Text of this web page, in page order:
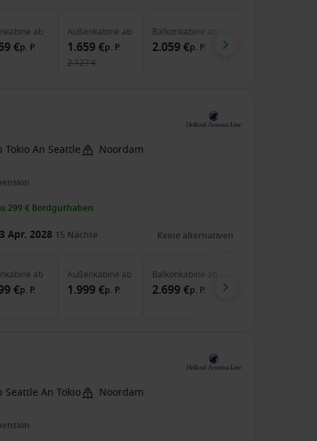
ab
€p. P.
Außenkabine ab
1.659 €p. P.
2.127 €
Balkonkabine ab
2.059 €p. P.
Tokio An Seattle Noordam
299 € Bordguthaben
Apr. 2028 15 Nächte Keine alternativen
ab
€p. P.
Außenkabine ab
1.999 €p. P.
Balkonkabine ab
2.699 €p. P.
Seattle An Tokio Noordam